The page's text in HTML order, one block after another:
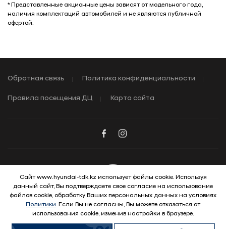
* Представленные акционные цены зависят от модельного года,
наличия комплектаций автомобилей и не являются публичной
офертой.
Обратная связь Политика конфиденциальности
Правила посещения ДЦ Карта сайта
© 2026 Hyundai Motor Company
Сайт www.hyundai-tdk.kz использует файлы cookie. Используя
данный сайт, Вы подтверждаете свое согласие на использование
файлов cookie, обработку Ваших персональных данных на условиях
Политики. Если Вы не согласны, Вы можете отказаться от
использования cookie, изменив настройки в браузере.